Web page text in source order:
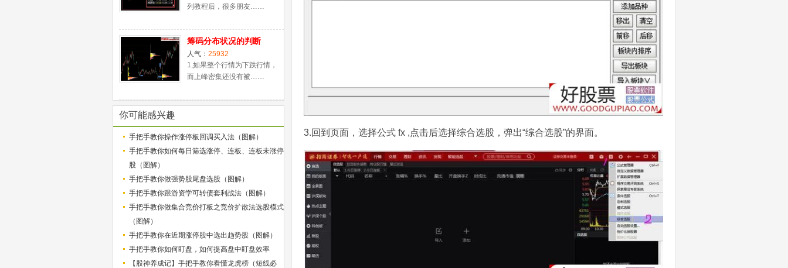
列教程后，很多朋友……
筹码分布状况的判断
人气： 25932
1,如果整个行情为下跌行情，
而上峰密集还没有被……
你可能感兴趣
手把手教你操作涨停板回调买入法（图解）
手把手教你如何每日筛选涨停、连板、连板未涨停
股（图解）
手把手教你做强势股尾盘选股（图解）
手把手教你跟游资学可转债套利战法（图解）
手把手教你做集合竞价打板之竞价扩散法选股模式
（图解）
手把手教你在近期涨停股中选出趋势股（图解）
手把手教你如何盯盘，如何提高盘中盯盘效率
【股神养成记】手把手教你看懂龙虎榜（短线必
3.回到页面，选择公式 fx ,点击后选择综合选股，弹出“综合选股”的界面。